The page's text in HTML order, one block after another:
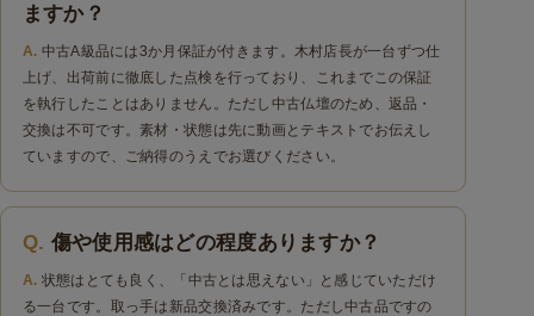
ますか？
中古A級品には3か月保証が付きます。木村店長が一台ずつ仕
上げ、出荷前に徹底した点検を行っており、これまでこの保証
を執行したことはありません。ただし中古仏壇のため、返品・
交換は不可です。素材・状態は先に動画とテキストでお伝えし
ていますので、ご納得のうえでお選びください。
傷や使用感はどの程度ありますか？
状態はとても良く、「中古とは思えない」と感じていただけ
る一台です。取っ手は新品交換済みです。ただし中古品ですの